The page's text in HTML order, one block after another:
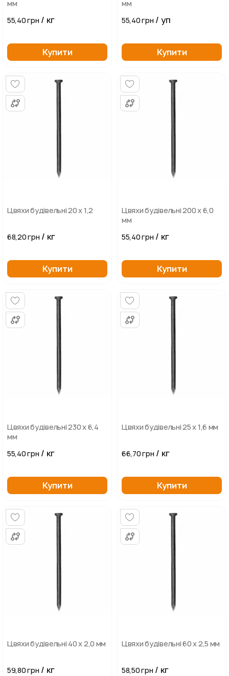
мм
55,40 грн / кг
Купити
мм
55,40 грн / уп
Купити
Цвяхи будівельні 20 х 1,2
68,20 грн / кг
Купити
Цвяхи будівельні 200 х 6,0
мм
55,40 грн / кг
Купити
Цвяхи будівельні 230 х 6,4
мм
55,40 грн / кг
Купити
Цвяхи будівельні 25 х 1,6 мм
66,70 грн / кг
Купити
Цвяхи будівельні 40 х 2,0 мм
59,80 грн / кг
Цвяхи будівельні 60 х 2,5 мм
58,50 грн / кг